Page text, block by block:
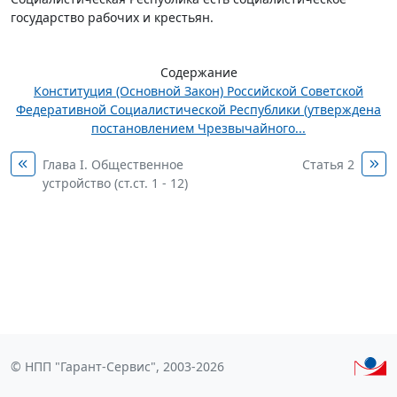
государство рабочих и крестьян.
Содержание
Конституция (Основной Закон) Российской Советской
Федеративной Социалистической Республики (утверждена
постановлением Чрезвычайного...
Глава I. Общественное
устройство (ст.ст. 1 - 12)
Статья 2
© НПП "Гарант-Сервис", 2003-2026